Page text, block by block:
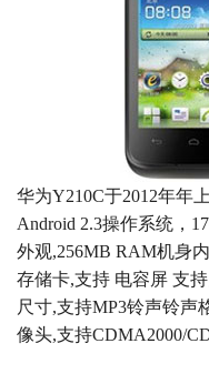
华为Y210C于2012年年
Android 2.3操作系统，
外观,256MB RAM机身
存储卡,支持 电容屏 支
尺寸,支持MP3铃声铃声
像头,支持CDMA2000/